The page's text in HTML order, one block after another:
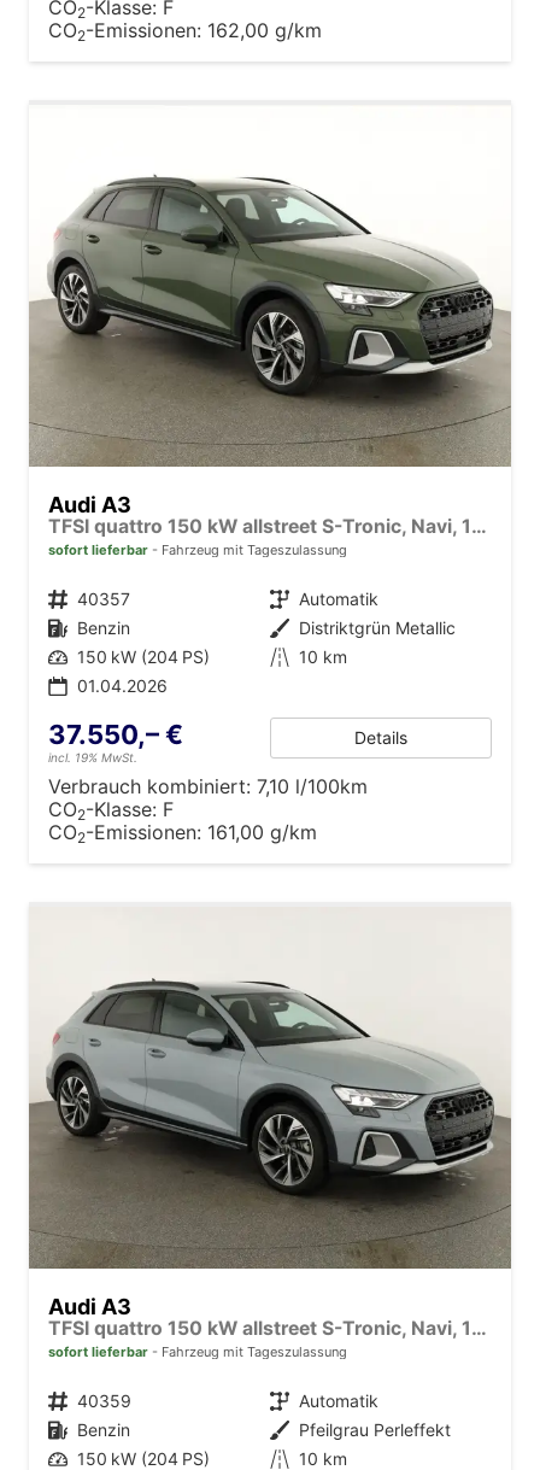
CO2-Klasse: F
CO2-Emissionen: 162,00 g/km
Audi A3
TFSI quattro 150 kW allstreet S-Tronic, Navi, 18-Zoll, 5-J. Garantie
sofort lieferbar Fahrzeug mit Tageszulassung
Fahrzeugnr. 40357 Getriebe Automatik
Kraftstoff Benzin Außenfarbe Distriktgrün Metallic
Leistung 150 kW (204 PS) Kilometerstand 10 km
01.04.2026
37.550,– €
incl. 19% MwSt.
Details
Verbrauch kombiniert: 7,10 l/100km
CO2-Klasse: F
CO2-Emissionen: 161,00 g/km
Audi A3
TFSI quattro 150 kW allstreet S-Tronic, Navi, 18-Zoll, 5-J. Garantie
sofort lieferbar Fahrzeug mit Tageszulassung
Fahrzeugnr. 40359 Getriebe Automatik
Kraftstoff Benzin Außenfarbe Pfeilgrau Perleffekt
Leistung 150 kW (204 PS) Kilometerstand 10 km